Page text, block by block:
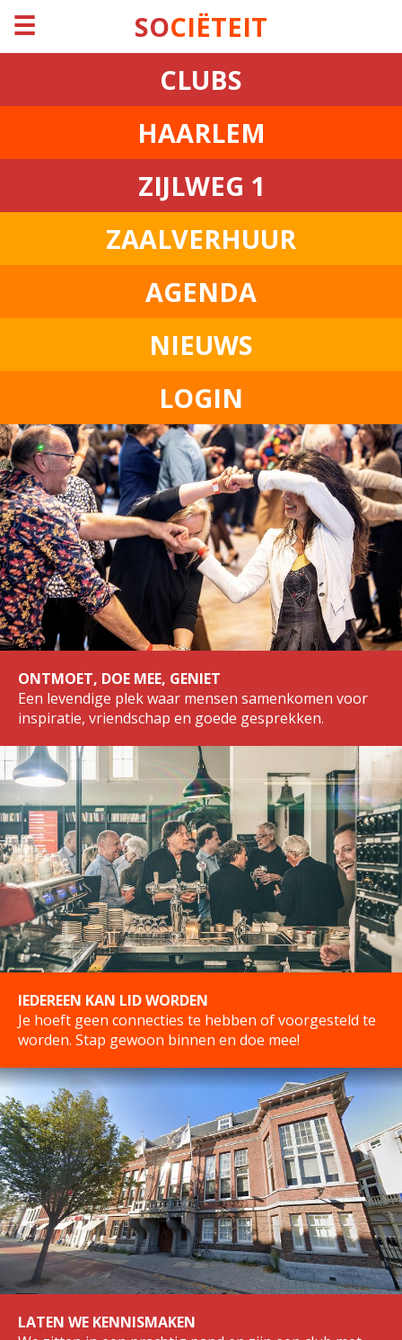
☰ SOCIËTEIT
CLUBS
HAARLEM
ZIJLWEG 1
ZAALVERHUUR
AGENDA
NIEUWS
LOGIN
ONTMOET, DOE MEE, GENIET
Een levendige plek waar mensen samenkomen voor
inspiratie, vriendschap en goede gesprekken.
IEDEREEN KAN LID WORDEN
Je hoeft geen connecties te hebben of voorgesteld te
worden. Stap gewoon binnen en doe mee!
LATEN WE KENNISMAKEN